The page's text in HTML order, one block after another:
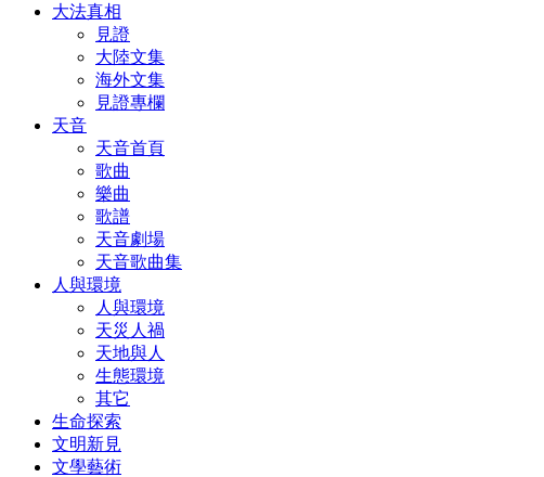
大法真相
見證
大陸文集
海外文集
見證專欄
天音
天音首頁
歌曲
樂曲
歌譜
天音劇場
天音歌曲集
人與環境
人與環境
天災人禍
天地與人
生態環境
其它
生命探索
文明新見
文學藝術